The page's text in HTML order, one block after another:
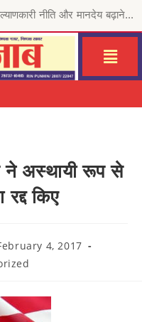
मुख्यमंत्री भगवंत सिंह मान की ‘मेरी रसोई योजना’ से जरूरतमंद परिवारों को राहत, जालंधर सेंट्रल हलका इं...
ने अस्थायी रूप से
किए
4, 2017